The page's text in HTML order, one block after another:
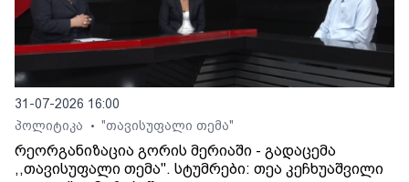
31-07-2026 16:00
პოლიტიკა
• "თავისუფალი თემა"
რეორგანიზაცია გორის მერიაში - გადაცემა
,,თავისუფალი თემა". სტუმრები: თეა კეჩხუაშვილი